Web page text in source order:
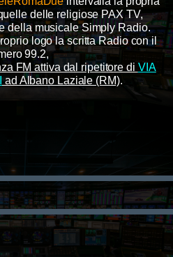
delle religiose PAX TV,
della musicale Simply Radio.
logo la scritta Radio con il
99.2,
FM attiva dal ripetitore di VIA
ad Albano Laziale (RM).